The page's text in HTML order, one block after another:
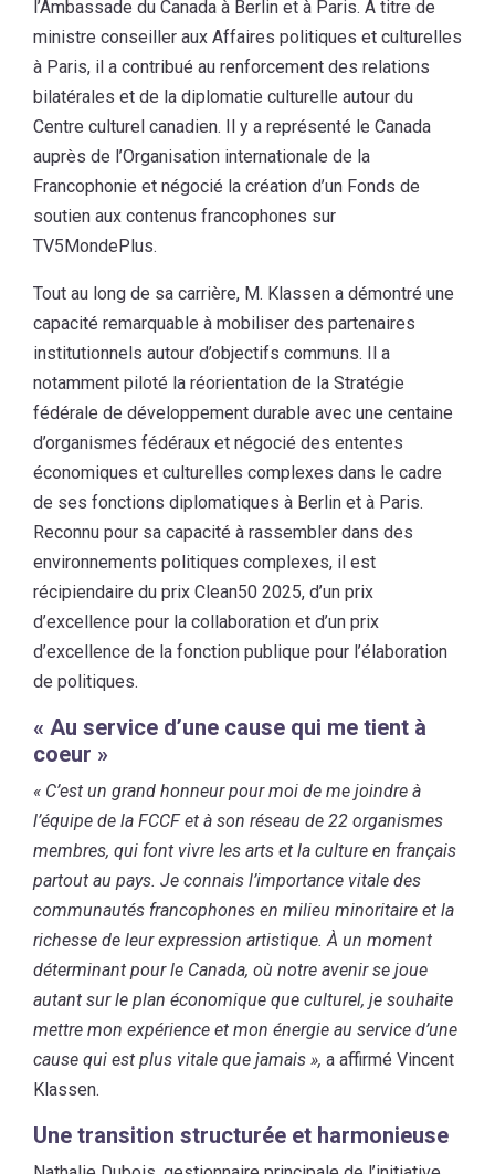
l’Ambassade du Canada à Berlin et à Paris. À titre de
ministre conseiller aux Affaires politiques et culturelles
à Paris, il a contribué au renforcement des relations
bilatérales et de la diplomatie culturelle autour du
Centre culturel canadien. Il y a représenté le Canada
auprès de l’Organisation internationale de la
Francophonie et négocié la création d’un Fonds de
soutien aux contenus francophones sur
TV5MondePlus.
Tout au long de sa carrière, M. Klassen a démontré une
capacité remarquable à mobiliser des partenaires
institutionnels autour d’objectifs communs. Il a
notamment piloté la réorientation de la Stratégie
fédérale de développement durable avec une centaine
d’organismes fédéraux et négocié des ententes
économiques et culturelles complexes dans le cadre
de ses fonctions diplomatiques à Berlin et à Paris.
Reconnu pour sa capacité à rassembler dans des
environnements politiques complexes, il est
récipiendaire du prix Clean50 2025, d’un prix
d’excellence pour la collaboration et d’un prix
d’excellence de la fonction publique pour l’élaboration
de politiques.
« Au service d’une cause qui me tient à
coeur »
« C’est un grand honneur pour moi de me joindre à
l’équipe de la FCCF et à son réseau de 22 organismes
membres, qui font vivre les arts et la culture en français
partout au pays. Je connais l’importance vitale des
communautés francophones en milieu minoritaire et la
richesse de leur expression artistique. À un moment
déterminant pour le Canada, où notre avenir se joue
autant sur le plan économique que culturel, je souhaite
mettre mon expérience et mon énergie au service d’une
cause qui est plus vitale que jamais », a affirmé Vincent
Klassen.
Une transition structurée et harmonieuse